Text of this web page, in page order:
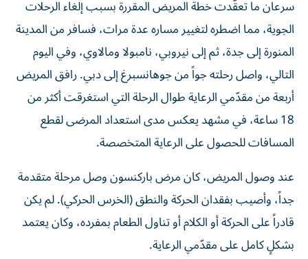
سرعان ما تعقّدت خطة المريض المقررة بسبب إلغاء الرحلات
الجوية، مما اضطره لتغيير مساره عدة مرات، فسافر من المدينة
المنورة إلى جدة، ثم إلى نيروبي، نامبولا ومالاوي، وفي اليوم
التالي، واصل رحلته جواً من جوهانسبرغ إلى دبي. رافق المريض
أربعة من مقدّمي الرعاية طوال الرحلة التي استغرقت أكثر من
18 ساعة، في مشهد يعكس مدى استعداد المرضى لقطع
المسافات للحصول على الرعاية المتخصصة.
عند وصول المريض، كان مرض باركنسون وصل مرحلة متقدمة
جداً، وأصيب بفقدان الحركة والنطق (الخرس الحركي). لم يكن
قادراً على الحركة أو الكلام أو تناول الطعام بمفرده، وكان يعتمد
بشكلٍ كامل على مقدّمي الرعاية.